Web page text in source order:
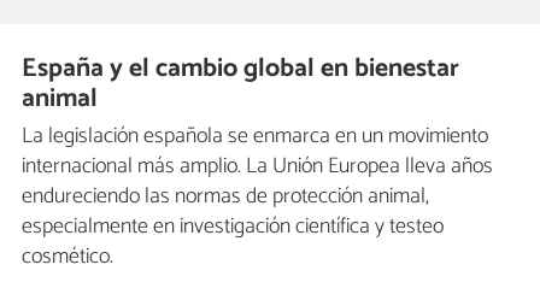
España y el cambio global en bienestar
animal
La legislación española se enmarca en un movimiento
internacional más amplio. La Unión Europea lleva años
endureciendo las normas de protección animal,
especialmente en investigación científica y testeo
cosmético.